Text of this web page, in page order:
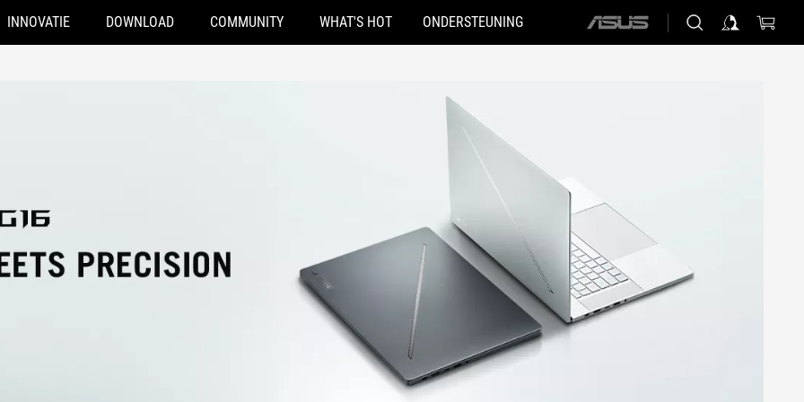
INNOVATIE DOWNLOAD COMMUNITY WHAT'S HOT ONDERSTEUNING
ASUS